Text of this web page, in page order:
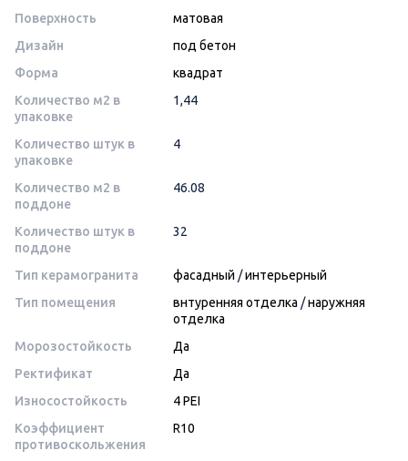
Поверхность
матовая
Дизайн
под бетон
Форма
квадрат
Количество м2 в
упаковке
1,44
Количество штук в
упаковке
4
Количество м2 в
поддоне
46.08
Количество штук в
поддоне
32
Тип керамогранита фасадный /интерьерный
Тип помещения
внтуренняя отделка /наружняя
отделка
Морозостойкость
Да
Ректификат
Да
Износостойкость
4 PEI
Коэффициент
противоскольжения
R10